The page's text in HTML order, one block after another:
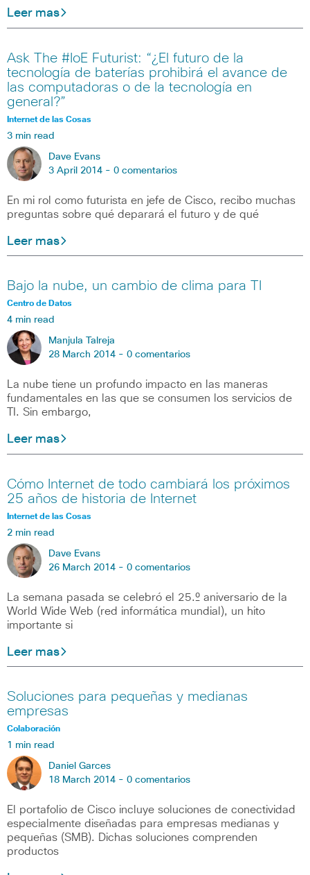
Leer mas
Ask The #IoE Futurist: “¿El futuro de la
tecnología de baterías prohibirá el avance de
las computadoras o de la tecnología en
general?”
Internet de las Cosas
3 min read
Dave Evans
3 April 2014 - 0 comentarios
En mi rol como futurista en jefe de Cisco, recibo muchas
preguntas sobre qué deparará el futuro y de qué
Leer mas
Bajo la nube, un cambio de clima para TI
Centro de Datos
4 min read
Manjula Talreja
28 March 2014 - 0 comentarios
La nube tiene un profundo impacto en las maneras
fundamentales en las que se consumen los servicios de
TI. Sin embargo,
Leer mas
Cómo Internet de todo cambiará los próximos
25 años de historia de Internet
Internet de las Cosas
2 min read
Dave Evans
26 March 2014 - 0 comentarios
La semana pasada se celebró el 25.º aniversario de la
World Wide Web (red informática mundial), un hito
importante si
Leer mas
Soluciones para pequeñas y medianas
empresas
Colaboración
1 min read
Daniel Garces
18 March 2014 - 0 comentarios
El portafolio de Cisco incluye soluciones de conectividad
especialmente diseñadas para empresas medianas y
pequeñas (SMB). Dichas soluciones comprenden
productos